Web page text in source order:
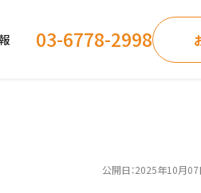
03-6778-2998
公開日：2025年10月07